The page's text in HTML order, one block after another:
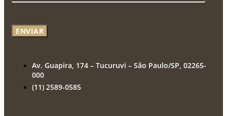
ENVIAR
Av. Guapira, 174 – Tucuruvi – São Paulo/SP, 02265-
000
(11) 2589-0585